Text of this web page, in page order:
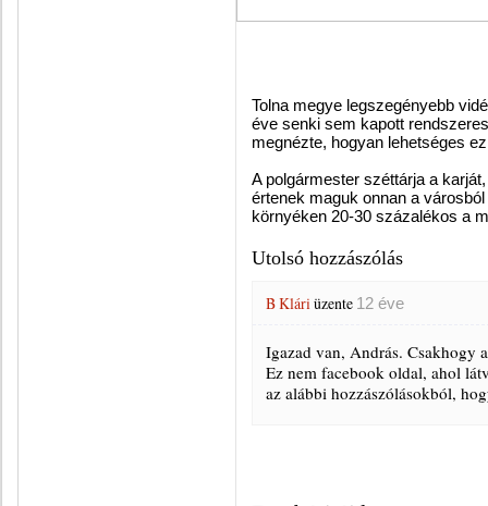
Tolna megye legszegényebb
éve senki sem kapott
megnézte, hogyan lehetséges
A polgármester széttárja a
értenek maguk onnan a
környéken 20-30 százalékos a
Utolsó hozzászólás
B Kláriüzente 12 éve
Igazad van, András. Csakhogy
Ez nem facebook oldal, ahol
az alábbi hozzászólásokból,